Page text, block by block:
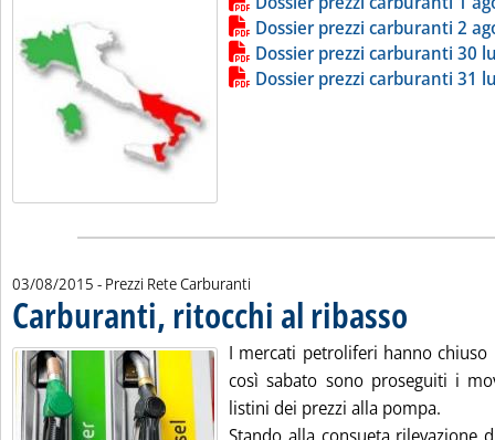
Dossier prezzi carburanti 2
Dossier prezzi carburanti 30
Dossier prezzi carburanti 31
03/08/2015 - Prezzi Rete Carburanti
Carburanti, ritocchi al ribasso
I mercati petroliferi hanno
così sabato sono proseguiti i
listini dei prezzi alla pompa.